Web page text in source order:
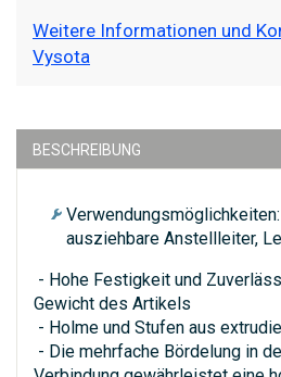
Weitere Informationen und
Vysota
BESCHREIBUNG
ausziehbare Anstellleiter,
- Hohe Festigkeit und
Gewicht des Artikels
- Holme und Stufen aus
- Die mehrfache Bördelung in